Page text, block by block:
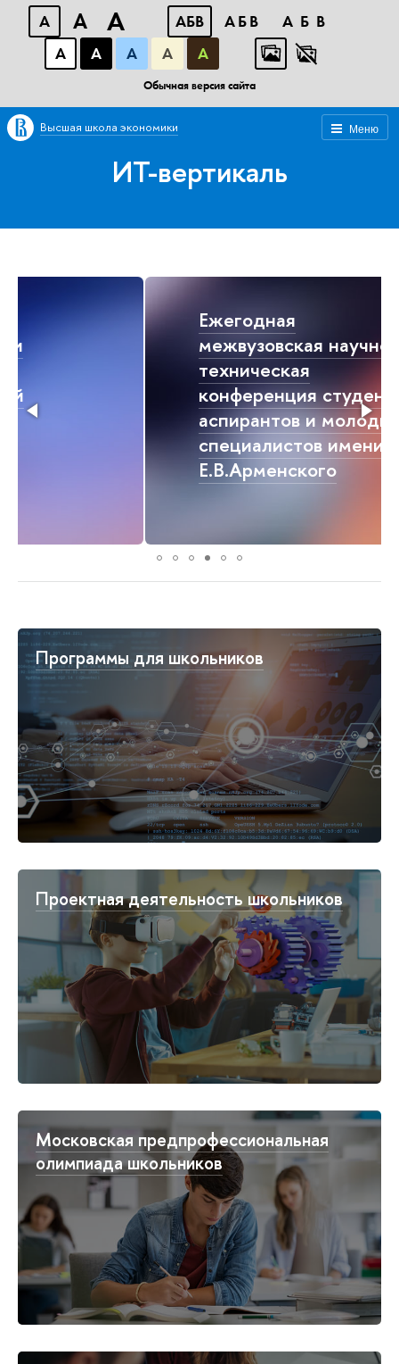
A A A АБВ АБВ
АБВ
А
А А А А
Обычная версия сайта
Меню
Высшая школа экономики
ИТ-вертикаль
Ежегодная
межвузовская научно-
конференция студентов,
аспирантов и молодых
специалистов имени
Е.В.Арменского
Программы для школьников
Проектная деятельность школьников
Московская предпрофессиональная
олимпиада школьников